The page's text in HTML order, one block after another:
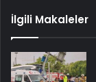
İlgili Makaleler